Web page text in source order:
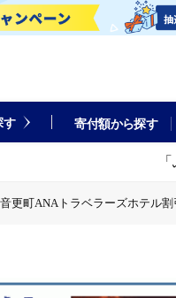
す 寄付額から探す
更町ANAトラベラーズホテル割